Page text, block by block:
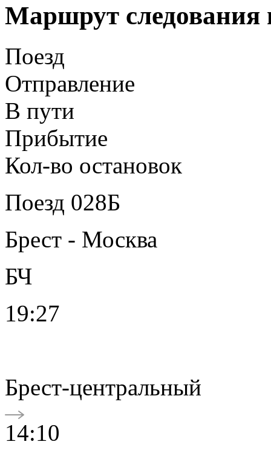
Маршрут следования
Поезд
Отправление
В пути
Прибытие
Кол-во остановок
Поезд 028Б
Брест - Москва
БЧ
19:27
Брест-центральный
14:10